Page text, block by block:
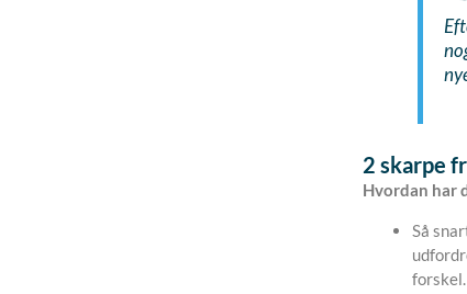
2 skarpe
Hvordan har
Så
forskel.